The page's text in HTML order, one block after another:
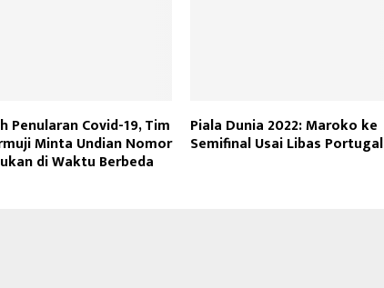
Penularan Covid-19, Tim
Minta Undian Nomor
di Waktu Berbeda
Piala Dunia 2022: Maroko ke
Semifinal Usai Libas Portugal